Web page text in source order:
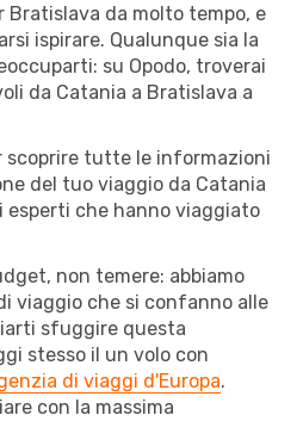
Bratislava da molto tempo, e
ispirare. Qualunque sia la
su Opodo, troverai
da Catania a Bratislava a
scoprire tutte le informazioni
del tuo viaggio da Catania
esperti che hanno viaggiato
non temere: abbiamo
viaggio che si confanno alle
sfuggire questa
stesso il un volo con
di viaggi d'Europa.
con la massima